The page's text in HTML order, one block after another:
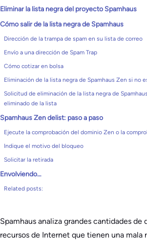
Eliminar la lista negra del proyecto Spamhaus
Cómo salir de la lista negra de Spamhaus
Dirección de la trampa de spam en su lista de correo
Envío a una dirección de Spam Trap
Cómo cotizar en bolsa
Eliminación de la lista negra de Spamhaus Zen si no
Solicitud de eliminación de la lista negra de
eliminado de la lista
Spamhaus Zen delist: paso a paso
Ejecute la comprobación del dominio Zen o la
Indique el motivo del bloqueo
Solicitar la retirada
Envolviendo…
Related posts:
Spamhaus analiza grandes cantidades de
recursos de Internet que tienen una mala